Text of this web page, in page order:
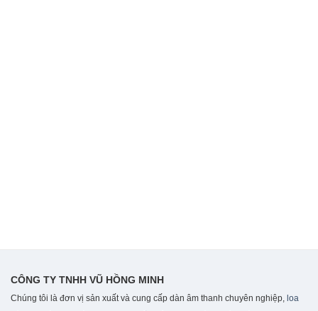
CÔNG TY TNHH VŨ HỒNG MINH
Chúng tôi là đơn vị sản xuất và cung cấp dàn âm thanh chuyên nghiệp, loa